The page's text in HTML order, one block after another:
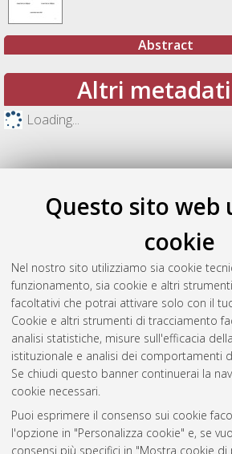
Questo sito web
cookie
Nel nostro sito utilizziamo sia cookie
funzionamento, sia cookie e altri
facoltativi che potrai attivare solo con il
Cookie e altri strumenti di tracciamento
analisi statistiche, misure sull'efficacia
istituzionale e analisi dei comportamenti
Se chiudi questo banner continuerai la
cookie necessari.
Puoi esprimere il consenso sui cookie
l'opzione in "Personalizza cookie" e, se
consensi più specifici in "Mostra cookie di
Abstract
Altri metadati
Loading...
Gestione del
Atom
Rss 1.0